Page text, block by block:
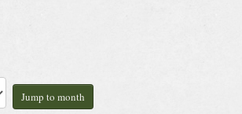
Jump to month